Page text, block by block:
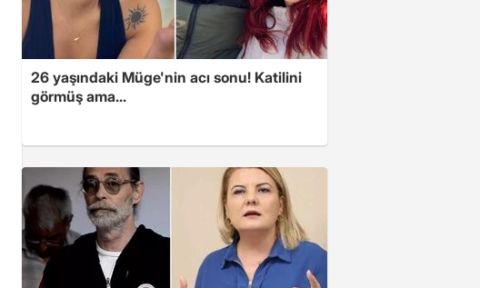
26 yaşındaki Müge'nin acı sonu! Katilini
görmüş ama...